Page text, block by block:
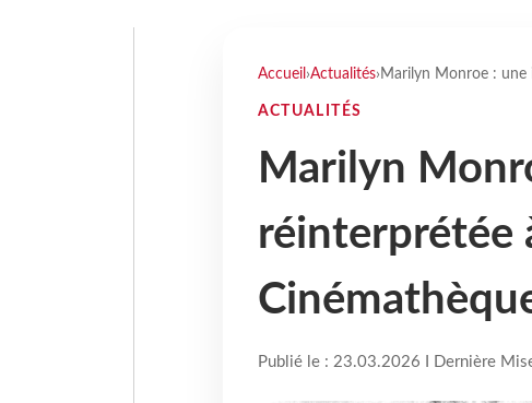
Accueil ›Actualités› Marilyn Monroe : une
ACTUALITÉS
Marilyn
réinterprétée
Publié le : 23.03.2026 I Dernière